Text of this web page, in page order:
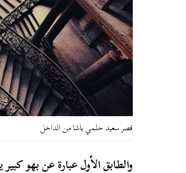
قصر سعيد حلمي باشا من الداخل
والطابق الأول عبارة عن بهو